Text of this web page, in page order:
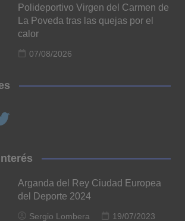
Polideportivo Virgen del Carmen de
La Poveda tras las quejas por el
calor
07/08/2026
Arganda del Rey Ciudad Europea
del Deporte 2024
Sergio Lombera 19/07/2023